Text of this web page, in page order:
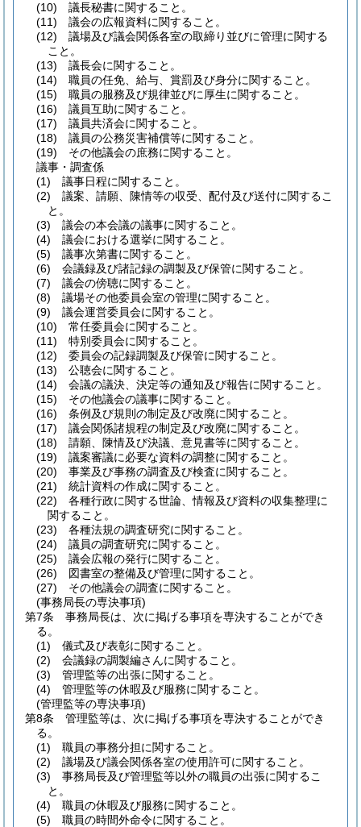
(10) 議長秘書に関すること。
(11) 議会の広報資料に関すること。
(12) 議場及び議会関係各室の取締り並びに管理に関する
こと。
(13) 議長会に関すること。
(14) 職員の任免、給与、賞罰及び身分に関すること。
(15) 職員の服務及び規律並びに厚生に関すること。
(16) 議員互助に関すること。
(17) 議員共済会に関すること。
(18) 議員の公務災害補償等に関すること。
(19) その他議会の庶務に関すること。
議事・調査係
(1) 議事日程に関すること。
(2) 議案、請願、陳情等の収受、配付及び送付に関するこ
と。
(3) 議会の本会議の議事に関すること。
(4) 議会における選挙に関すること。
(5) 議事次第書に関すること。
(6) 会議録及び諸記録の調製及び保管に関すること。
(7) 議会の傍聴に関すること。
(8) 議場その他委員会室の管理に関すること。
(9) 議会運営委員会に関すること。
(10) 常任委員会に関すること。
(11) 特別委員会に関すること。
(12) 委員会の記録調製及び保管に関すること。
(13) 公聴会に関すること。
(14) 会議の議決、決定等の通知及び報告に関すること。
(15) その他議会の議事に関すること。
(16) 条例及び規則の制定及び改廃に関すること。
(17) 議会関係諸規程の制定及び改廃に関すること。
(18) 請願、陳情及び決議、意見書等に関すること。
(19) 議案審議に必要な資料の調整に関すること。
(20) 事業及び事務の調査及び検査に関すること。
(21) 統計資料の作成に関すること。
(22) 各種行政に関する世論、情報及び資料の収集整理に
関すること。
(23) 各種法規の調査研究に関すること。
(24) 議員の調査研究に関すること。
(25) 議会広報の発行に関すること。
(26) 図書室の整備及び管理に関すること。
(27) その他議会の調査に関すること。
(事務局長の専決事項)
第7条
事務局長は、次に掲げる事項を専決することができ
る。
(1)
儀式及び表彰に関すること。
(2)
会議録の調製編さんに関すること。
(3)
管理監等の出張に関すること。
(4)
管理監等の休暇及び服務に関すること。
(管理監等の専決事項)
第8条
管理監等は、次に掲げる事項を専決することができ
る。
(1)
職員の事務分担に関すること。
(2)
議場及び議会関係各室の使用許可に関すること。
(3)
事務局長及び管理監等以外の職員の出張に関するこ
と。
(4)
職員の休暇及び服務に関すること。
(5)
職員の時間外命令に関すること。